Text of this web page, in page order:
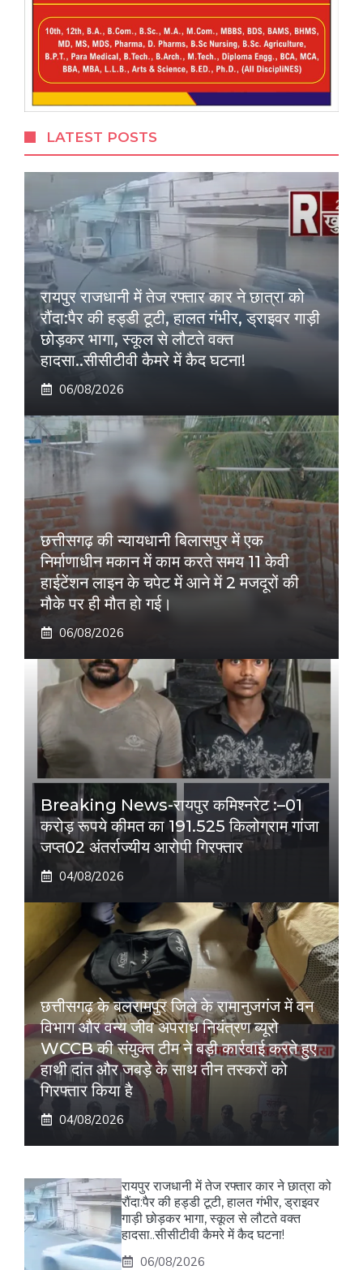
LATEST POSTS
रायपुर राजधानी में तेज रफ्तार कार ने छात्रा को
रौंदा:पैर की हड्डी टूटी, हालत गंभीर, ड्राइवर गाड़ी
छोड़कर भागा, स्कूल से लौटते वक्त
हादसा..सीसीटीवी कैमरे में कैद घटना!
06/08/2026
छत्तीसगढ़ की न्यायधानी बिलासपुर में एक
निर्माणाधीन मकान में काम करते समय 11 केवी
हाईटेंशन लाइन के चपेट में आने में 2 मजदूरों की
मौके पर ही मौत हो गई।
06/08/2026
Breaking News-रायपुर कमिश्नरेट :–01
करोड़ रूपये कीमत का 191.525 किलोग्राम गांजा
जप्त02 अंतर्राज्यीय आरोपी गिरफ्तार
04/08/2026
छत्तीसगढ़ के बलरामपुर जिले के रामानुजगंज में वन
विभाग और वन्य जीव अपराध नियंत्रण ब्यूरो
WCCB की संयुक्त टीम ने बड़ी कार्रवाई करते हुए
हाथी दांत और जबड़े के साथ तीन तस्करों को
गिरफ्तार किया है
04/08/2026
रायपुर राजधानी में तेज रफ्तार कार ने छात्रा को
रौंदा:पैर की हड्डी टूटी, हालत गंभीर, ड्राइवर
गाड़ी छोड़कर भागा, स्कूल से लौटते वक्त
हादसा..सीसीटीवी कैमरे में कैद घटना!
06/08/2026